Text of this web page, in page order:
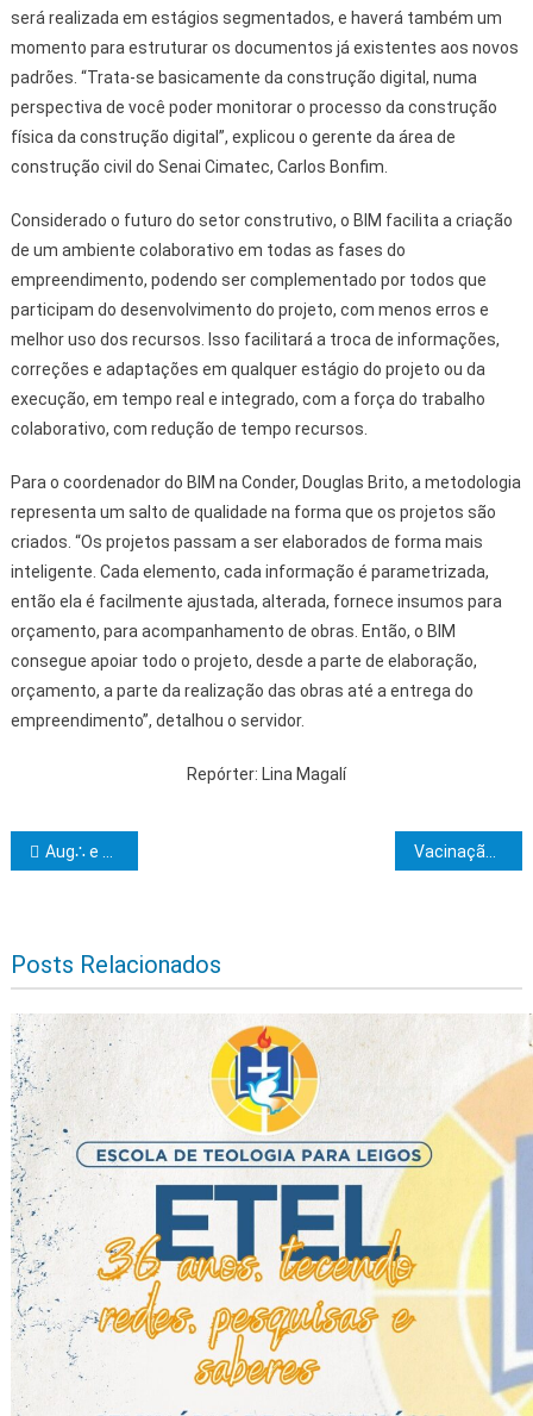
será realizada em estágios segmentados, e haverá também um
momento para estruturar os documentos já existentes aos novos
padrões. “Trata-se basicamente da construção digital, numa
perspectiva de você poder monitorar o processo da construção
física da construção digital”, explicou o gerente da área de
construção civil do Senai Cimatec, Carlos Bonfim.
Considerado o futuro do setor construtivo, o BIM facilita a criação
de um ambiente colaborativo em todas as fases do
empreendimento, podendo ser complementado por todos que
participam do desenvolvimento do projeto, com menos erros e
melhor uso dos recursos. Isso facilitará a troca de informações,
correções e adaptações em qualquer estágio do projeto ou da
execução, em tempo real e integrado, com a força do trabalho
colaborativo, com redução de tempo recursos.
Para o coordenador do BIM na Conder, Douglas Brito, a metodologia
representa um salto de qualidade na forma que os projetos são
criados. “Os projetos passam a ser elaborados de forma mais
inteligente. Cada elemento, cada informação é parametrizada,
então ela é facilmente ajustada, alterada, fornece insumos para
orçamento, para acompanhamento de obras. Então, o BIM
consegue apoiar todo o projeto, desde a parte de elaboração,
orçamento, a parte da realização das obras até a entrega do
empreendimento”, detalhou o servidor.
Repórter: Lina Magalí
Navegação de Post
Aug∴ e Resp∴ Loj∴ Simb∴ MAHACHOAN No 79 Vacinação antirrábica chega nesta quarta-feira a mais quatro bairros de Itabuna
Posts Relacionados